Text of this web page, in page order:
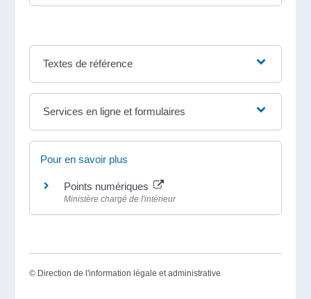
Textes de référence
Services en ligne et formulaires
Pour en savoir plus
Points numériques
Ministère chargé de l'intérieur
© Direction de l'information légale et administrative